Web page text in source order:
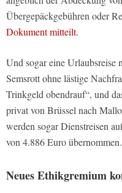
Übergepäckgebühren oder
Dokument mitteilt.
Und sogar eine Urlaubsreise
Semsrott ohne lästige
Trinkgeld obendrauf“, und
privat von Brüssel nach
werden sogar Dienstreisen
von 4.886 Euro übernommen.
Neues Ethikgremium